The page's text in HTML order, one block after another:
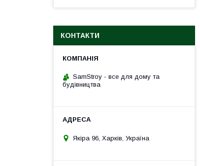
КОНТАКТИ
SamStroy - все для дому та
будівництва
Якіра 96, Харків, Україна